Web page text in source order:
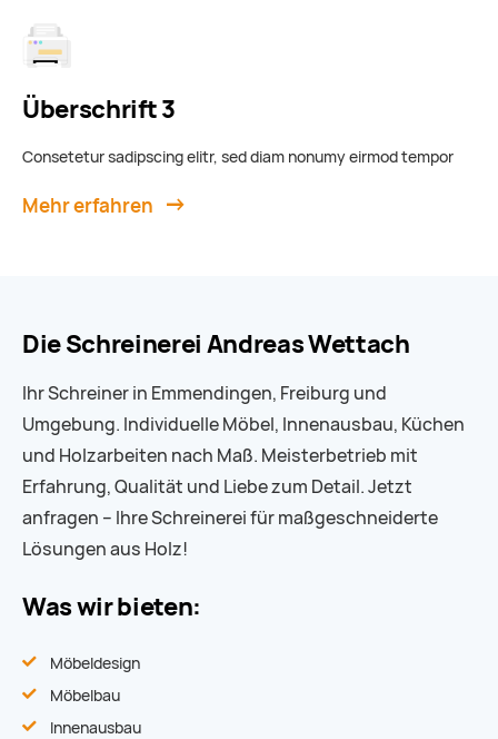
Überschrift 3
Consetetur sadipscing elitr, sed diam nonumy eirmod tempor
Mehr erfahren
Die Schreinerei Andreas Wettach
Ihr Schreiner in Emmendingen, Freiburg und
Umgebung. Individuelle Möbel, Innenausbau, Küchen
und Holzarbeiten nach Maß. Meisterbetrieb mit
Erfahrung, Qualität und Liebe zum Detail. Jetzt
anfragen – Ihre Schreinerei für maßgeschneiderte
Lösungen aus Holz!
Was wir bieten:
Möbeldesign
Möbelbau
Innenausbau